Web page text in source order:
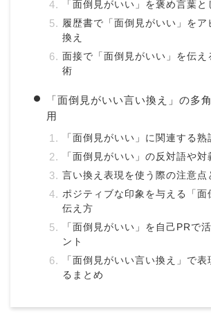
「面倒見がいい」を褒め言葉
履歴書で「面倒見がいい」をア
換え
面接で「面倒見がいい」を伝え
術
「面倒見がいい言い換え」の多
用
「面倒見がいい」に関連する熟
「面倒見がいい」の反対語や
言い換え表現を使う際の注意点
ポジティブな印象を与える「面
伝え方
「面倒見がいい」を自己PRで
ント
「面倒見がいい言い換え」で
るまとめ